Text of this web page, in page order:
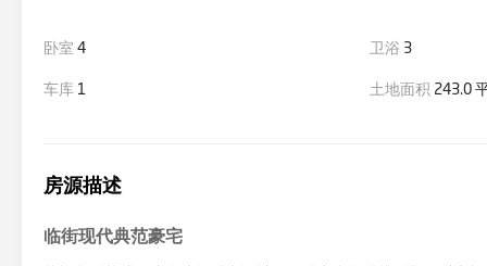
卧室 4 卫浴 3
车库1 土地面积 243.0
房源描述
临街现代典范豪宅